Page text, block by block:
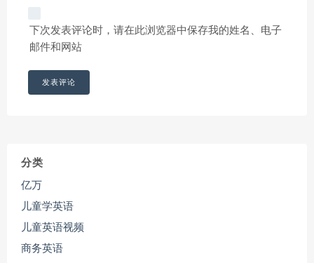
下次发表评论时，请在此浏览器中保存我的姓名、电子
邮件和网站
分类
亿万
儿童学英语
儿童英语视频
商务英语